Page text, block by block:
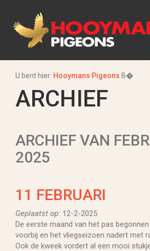
U bent hier: Hooymans Pigeons В�
ARCHIEF
ARCHIEF VAN
2025
11 FEBRUARI
Geplaatst op: 12-2-2025
De eerste maand van het pas
voorbij en het vliegseizoen nadert met
Ook de kweek vordert al een mooi